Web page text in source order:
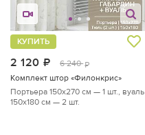
2 120 руб.
6 240 руб.
КУПИТЬ
Комплект штор «Филонкрис»
Портьера 150х270 см — 1 шт., вуаль
150х180 см — 2 шт.